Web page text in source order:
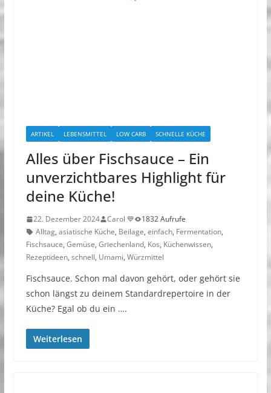
ARTIKEL LEBENSMITTEL LOW CARB SCHNELLE KÜCHE
Alles über Fischsauce – Ein
unverzichtbares Highlight für
deine Küche!
22. Dezember 2024 Carol 💙
1832 Aufrufe
Alltag, asiatische Küche, Beilage, einfach, Fermentation,
Fischsauce, Gemüse, Griechenland, Kos, Küchenwissen,
Rezeptideen, schnell, Umami, Würzmittel
Fischsauce. Schon mal davon gehört, oder gehört sie
schon längst zu deinem Standardrepertoire in der
Küche? Egal ob du ein ….
Weiterlesen